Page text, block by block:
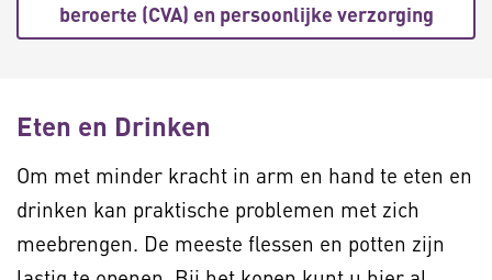
beroerte (CVA) en persoonlijke verzorging
Eten en Drinken
Om met minder kracht in arm en hand te eten en
drinken kan praktische problemen met zich
meebrengen. De meeste flessen en potten zijn